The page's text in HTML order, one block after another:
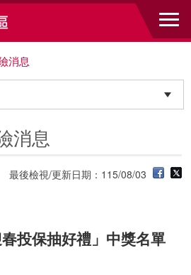
消息
消息
最後檢視/更新日期：115/08/03
春投保抽好禮」中獎名單